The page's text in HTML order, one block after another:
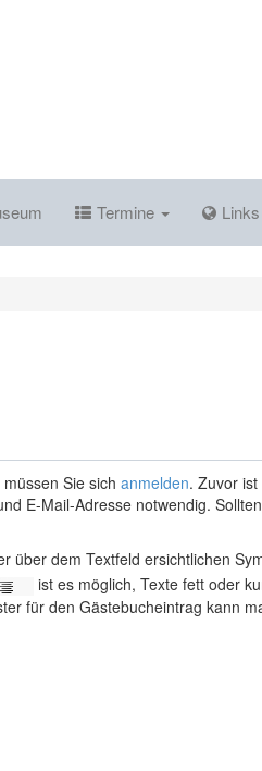
Termine Links
Sie sich anmelden. Zuvor
E-Mail-Adresse notwendig.
über dem Textfeld ersichtlichen
ist es möglich, Texte fett oder
für den Gästebucheintrag kann